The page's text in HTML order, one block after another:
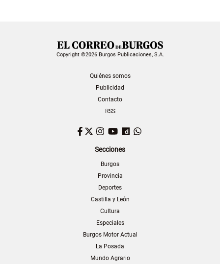
Copyright ©2026 Burgos Publicaciones, S.A.
Quiénes somos
Publicidad
Contacto
RSS
Facebook
TwitterInstagram
YouTubeDailymotion
Secciones
Burgos
Provincia
Deportes
Castilla y León
Cultura
Especiales
Burgos Motor Actual
La Posada
Mundo Agrario